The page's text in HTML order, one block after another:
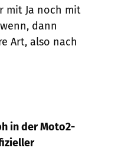
mit Ja noch mit
dann
Art, also nach
in der Moto2-